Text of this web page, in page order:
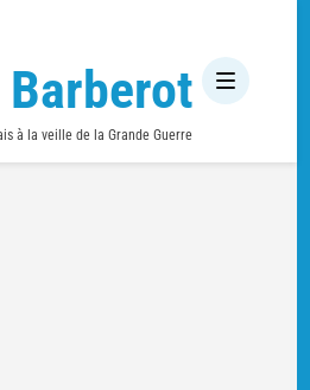
à la veille de la Grande Guerre